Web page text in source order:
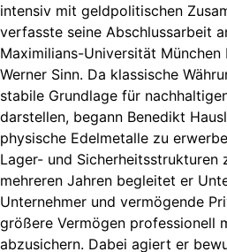
intensiv mit geldpolitischen
verfasste seine Abschlussarbeit
Maximilians-Universität
Werner Sinn. Da klassische
stabile Grundlage für
darstellen, begann Benedikt
physische Edelmetalle zu
Lager- und Sicherheitsstrukturen
mehreren Jahren begleitet er
Unternehmer und vermögende
größere Vermögen professionell
abzusichern. Dabei agiert er